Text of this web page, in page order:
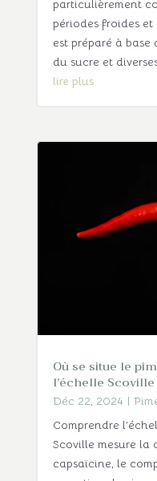
particulièrement
périodes froides et
est préparé à
du sucre et
lire plus
Où se situe le
l’échelle Scoville
Déc 22, 2024 |
Comprendre
Scoville mesure la
capsaïcine, le